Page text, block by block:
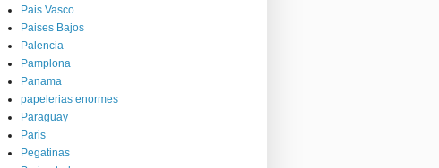
Pais Vasco
Paises Bajos
Palencia
Pamplona
Panama
papelerias enormes
Paraguay
Paris
Pegatinas